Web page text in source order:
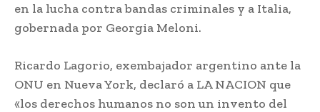
en la lucha contra bandas criminales y a Italia,
gobernada por Georgia Meloni.
Ricardo Lagorio, exembajador argentino ante la
ONU en Nueva York, declaró a LA NACION que
«los derechos humanos no son un invento del